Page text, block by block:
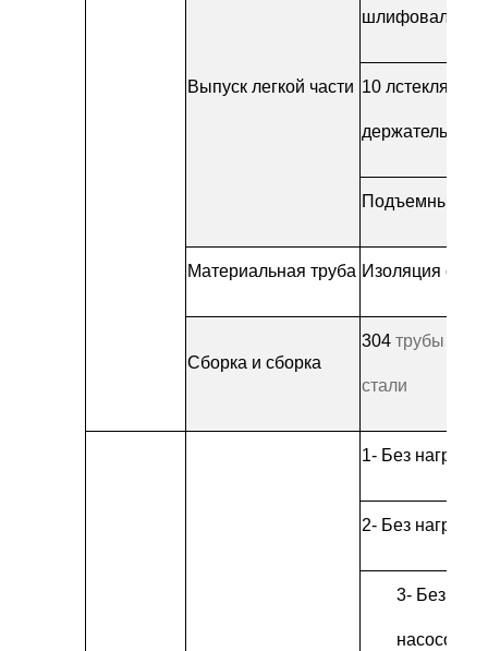
Выпуск легкой части 10 л
держатель
Подъемный
Материальная труба Изоляция с
Сборка и сборка
304 трубы из
стали
1- Без нагрузки.
2- Без нагрузки.
3- Без
насосов